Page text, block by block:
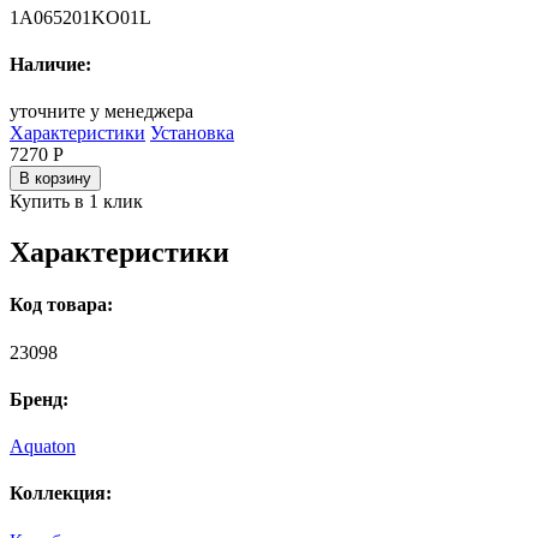
1A065201KO01L
Наличие:
уточните у менеджера
Характеристики Установка
7270 Р
В корзину
Купить в 1 клик
Характеристики
Код товара:
23098
Бренд:
Aquaton
Коллекция: